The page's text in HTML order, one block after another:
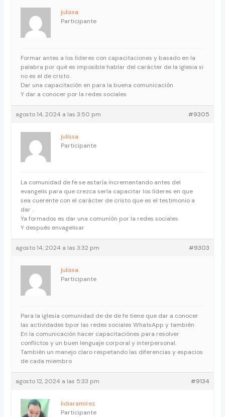
julissa
Participante
Formar antes a los líderes con capacitaciones y basado en la
palabra por qué es imposible hablar del carácter de la iglesia si
no es el de cristo .
Dar una capacitación en para la buena comunicación
Y dar a conocer por la redes sociales
agosto 14, 2024 a las 3:50 pm #9305
julissa
Participante
La comunidad de fe se estaría incrementando antes del
evangelis para que crezca sería capacitar los líderes en que
sea cuerente con el carácter de cristo que es el testimonio a
dar .
Ya formados es dar una comunión por la redes sociales
Y después envagelisar
agosto 14, 2024 a las 3:32 pm #9303
julissa
Participante
Para la iglesia comunidad de de de fe tiene que dar a conocer
las actividades bpor las redes sociales WhatsApp y también
En la comunicación hacer capacitaciónes para resolver
conflictos y un buen lenguaje corporal y interpersonal.
También un manejo claro respetando las diferencias y espacios
de cada miembro
agosto 12, 2024 a las 5:33 pm #9134
lidiaramirez
Participante